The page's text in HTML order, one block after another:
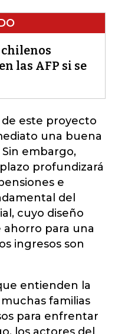
las AFP si se
de este proyecto
una buena
Sin embargo,
profundizará
e
del
cuyo diseño
ahorro para una
ingresos son
entienden la
familias
para enfrentar